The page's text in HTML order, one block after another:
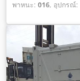
พาหนะ: 016, อุปกรณ์: